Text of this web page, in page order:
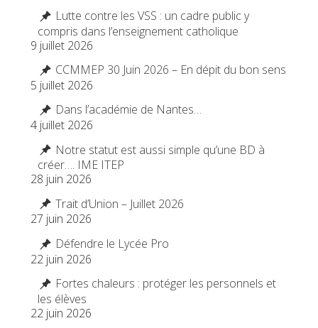
Lutte contre les VSS : un cadre public y
compris dans l’enseignement catholique
9 juillet 2026
CCMMEP 30 Juin 2026 – En dépit du bon sens
5 juillet 2026
Dans l’académie de Nantes…
4 juillet 2026
Notre statut est aussi simple qu’une BD à
créer…. IME ITEP
28 juin 2026
Trait d’Union – Juillet 2026
27 juin 2026
Défendre le Lycée Pro
22 juin 2026
Fortes chaleurs : protéger les personnels et
les élèves
22 juin 2026